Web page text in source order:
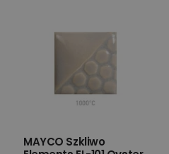
MAYCO Szkliwo